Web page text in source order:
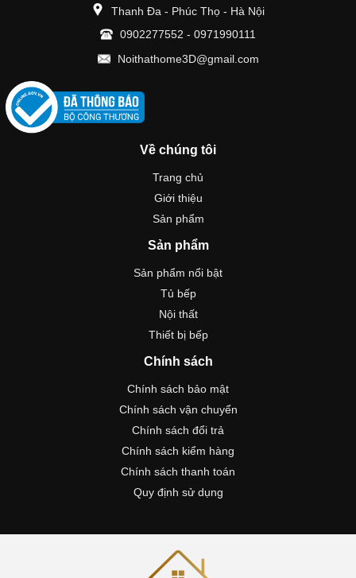
Thanh Đa - Phúc Thọ - Hà Nội
0902277552 - 0971990111
Noithathome3D@gmail.com
Về chúng tôi
Trang chủ
Giới thiệu
Sản phẩm
Sản phẩm
Sản phẩm nổi bật
Tủ bếp
Nội thất
Thiết bị bếp
Chính sách
Chính sách bảo mật
Chính sách vận chuyển
Chính sách đổi trả
Chính sách kiểm hàng
Chính sách thanh toán
Quy định sử dụng